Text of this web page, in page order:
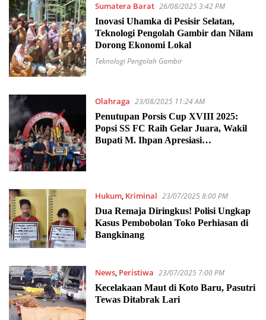
Sumatera Barat 26/08/2025 3:42 PM
Inovasi Uhamka di Pesisir Selatan,
Teknologi Pengolah Gambir dan Nilam
Dorong Ekonomi Lokal
Teknologi Pengolah Gambir
Olahraga 23/08/2025 11:24 AM
Penutupan Porsis Cup XVIII 2025:
Popsi SS FC Raih Gelar Juara, Wakil
Bupati M. Ihpan Apresiasi
Hukum, Kriminal 23/07/2025 8:00 PM
Dua Remaja Diringkus! Polisi Ungkap
Kasus Pembobolan Toko Perhiasan di
Bangkinang
News, Peristiwa 23/07/2025 7:00 PM
Kecelakaan Maut di Koto Baru, Pasutri
Tewas Ditabrak Lari